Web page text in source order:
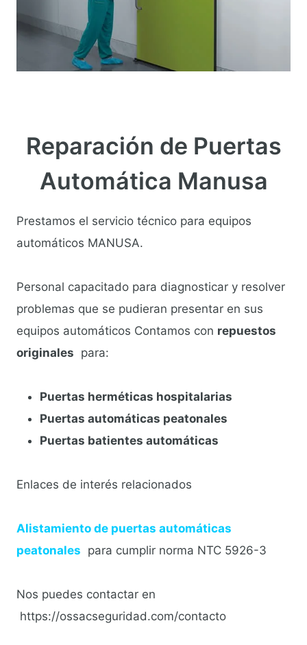
Reparación de Puertas
Automática Manusa
Prestamos el servicio técnico para equipos
automáticos MANUSA.
Personal capacitado para diagnosticar y resolver
problemas que se pudieran presentar en sus
equipos automáticos Contamos con repuestos
originales para:
Puertas herméticas hospitalarias
Puertas automáticas peatonales
Puertas batientes automáticas
Enlaces de interés relacionados
Alistamiento de puertas automáticas
peatonales para cumplir norma NTC 5926-3
Nos puedes contactar en
https://ossacseguridad.com/contacto